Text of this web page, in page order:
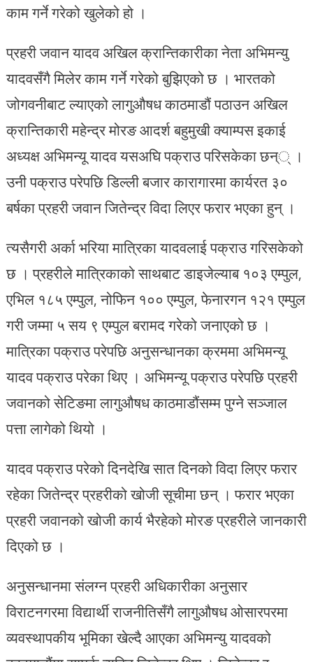
काम गर्ने गरेको खुलेको हो ।
प्रहरी जवान यादव अखिल क्रान्तिकारीका नेता अभिमन्यु
यादवसँगै मिलेर काम गर्ने गरेको बुझिएको छ । भारतको
जोगवनीबाट ल्याएको लागुऔषध काठमाडौं पठाउन अखिल
क्रान्तिकारी महेन्द्र मोरङ आदर्श बहुमुखी क्याम्पस इकाई
अध्यक्ष अभिमन्यू यादव यसअघि पक्राउ परिसकेका छन्् ।
उनी पक्राउ परेपछि डिल्ली बजार कारागारमा कार्यरत ३०
बर्षका प्रहरी जवान जितेन्द्र विदा लिएर फरार भएका हुन् ।
त्यसैगरी अर्का भरिया मात्रिका यादवलाई पक्राउ गरिसकेको
छ । प्रहरीले मात्रिकाको साथबाट डाइजेल्याब १०३ एम्पुल,
एभिल १८५ एम्पुल, नोफिन १०० एम्पुल, फेनारगन १२१ एम्पुल
गरी जम्मा ५ सय ९ एम्पुल बरामद गरेको जनाएको छ ।
मात्रिका पक्राउ परेपछि अनुसन्धानका क्रममा अभिमन्यू
यादव पक्राउ परेका थिए । अभिमन्यू पक्राउ परेपछि प्रहरी
जवानको सेटिङमा लागुऔषध काठमाडौंसम्म पुग्ने सञ्जाल
पत्ता लागेको थियो ।
यादव पक्राउ परेको दिनदेखि सात दिनको विदा लिएर फरार
रहेका जितेन्द्र प्रहरीको खोजी सूचीमा छन् । फरार भएका
प्रहरी जवानको खोजी कार्य भैरहेको मोरङ प्रहरीले जानकारी
दिएको छ ।
अनुसन्धानमा संलग्न प्रहरी अधिकारीका अनुसार
विराटनगरमा विद्यार्थी राजनीतिसँगै लागुऔषध ओसारपरमा
व्यवस्थापकीय भूमिका खेल्दै आएका अभिमन्यु यादवको